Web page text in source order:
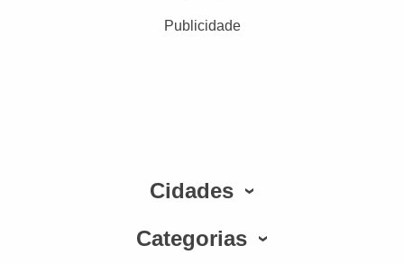
Publicidade
Cidades
Categorias